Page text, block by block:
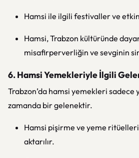
Hamsi ile ilgili festivaller ve
Hamsi, Trabzon kültüründe
misafirperverliğin ve sevginin
6. Hamsi Yemekleriyle İlgili
Trabzon’da hamsi yemekleri sadece
zamanda bir gelenektir.
Hamsi pişirme ve yeme
aktarılır.